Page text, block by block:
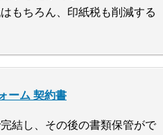
もちろん、印紙税も削減する
ーム 契約書
結し、その後の書類保管がで